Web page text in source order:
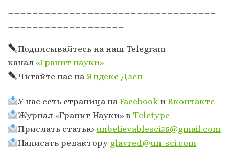
Подписывайтесь на наш Telegram
канал «Гранит науки»
Читайте нас наЯндекс Дзен
У нас есть страница наFacebookиВконтакте
Журнал «Гранит Науки» в Тeletype
Прислать статьюunbelievablesci55@gmail.com
Написать редактору glavred@un-sci.com